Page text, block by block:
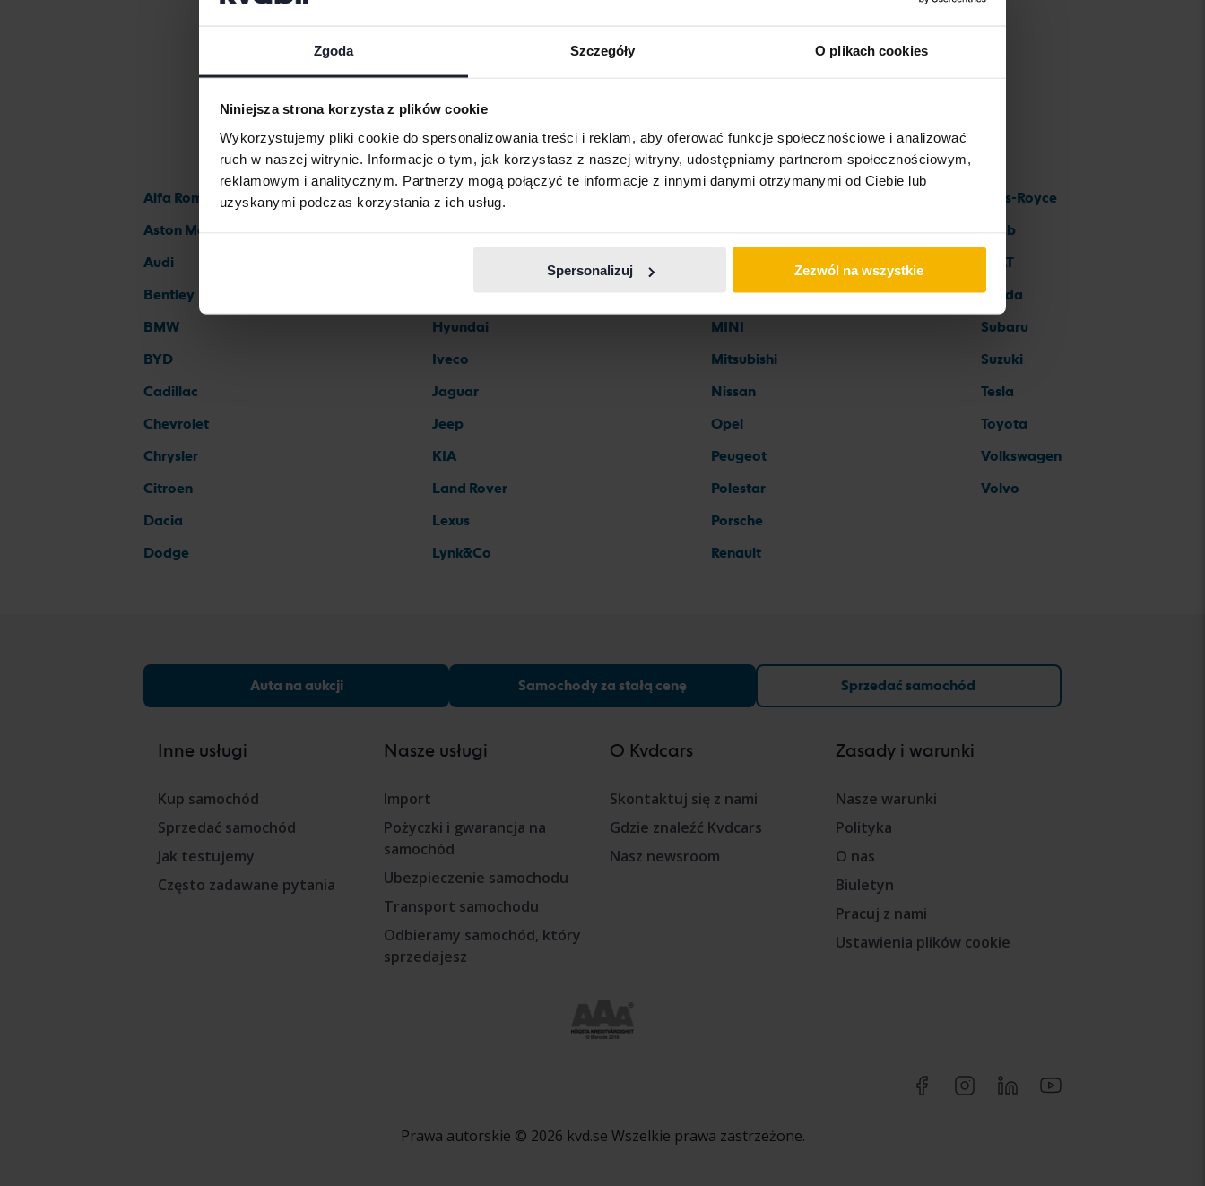
Zgoda Szczegóły O plikach cookies
Niniejsza strona korzysta z plików cookie
Wykorzystujemy pliki cookie do spersonalizowania treści i reklam, aby oferować funkcje społecznościowe i analizować
ruch w naszej witrynie. Informacje o tym, jak korzystasz z naszej witryny, udostępniamy partnerom społecznościowym,
reklamowym i analitycznym. Partnerzy mogą połączyć te informacje z innymi danymi otrzymanymi od Ciebie lub
uzyskanymi podczas korzystania z ich usług.
Spersonalizuj Zezwól na wszystkie
Marki samochodów
Alfa Romeo
Aston Martin
Audi
Bentley
BMW
BYD
Cadillac
Chevrolet
Chrysler
Citroen
Dacia
Dodge
Ferrari
Hyundai
Iveco
Jaguar
Jeep
KIA
Land Rover
Lexus
Lynk&Co
MG
MINI
Mitsubishi
Nissan
Opel
Peugeot
Polestar
Porsche
Renault
Rolls-Royce
Saab
SEAT
Skoda
Subaru
Suzuki
Tesla
Toyota
Volkswagen
Volvo
Auta na aukcji Samochody za stałą cenę Sprzedać samochód
Inne usługi
Kup samochód
Sprzedać samochód
Jak testujemy
Często zadawane pytania
Nasze usługi
Import
Pożyczki i gwarancja na
samochód
Ubezpieczenie samochodu
Transport samochodu
Odbieramy samochód, który
sprzedajesz
O Kvdcars
Skontaktuj się z nami
Gdzie znaleźć Kvdcars
Nasz newsroom
Zasady i warunki
Nasze warunki
Polityka
O nas
Biuletyn
Pracuj z nami
Ustawienia plików cookie
Prawa autorskie © 2026 kvd.se Wszelkie prawa zastrzeżone.